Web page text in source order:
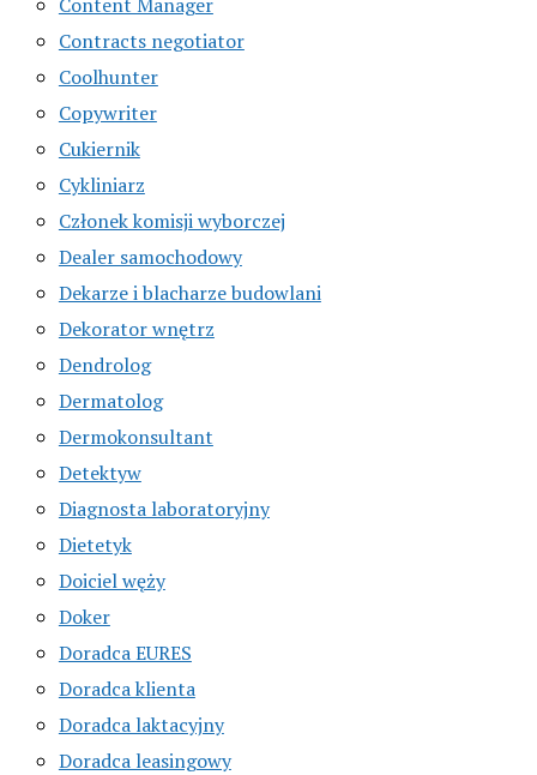
Contracts negotiator
Coolhunter
Copywriter
Cukiernik
Cykliniarz
Członek komisji wyborczej
Dealer samochodowy
Dekarze i blacharze budowlani
Dekorator wnętrz
Dendrolog
Dermatolog
Dermokonsultant
Detektyw
Diagnosta laboratoryjny
Dietetyk
Doiciel węży
Doker
Doradca EURES
Doradca klienta
Doradca laktacyjny
Doradca leasingowy